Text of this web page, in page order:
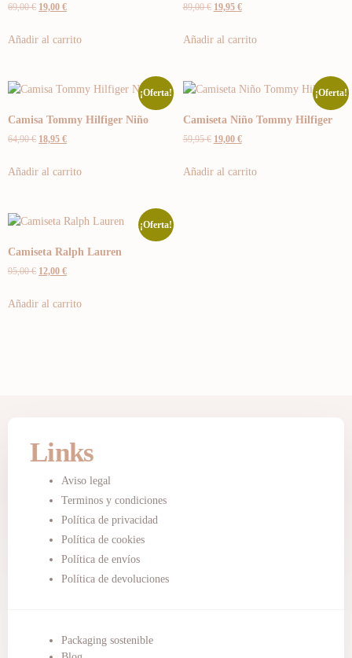
69,00€ 19,00 €
Añadir al carrito
89,00€ 19,95 €
Añadir al carrito
¡Oferta!
Camisa Tommy Hilfiger Niño
64,90€ 18,95 €
Añadir al carrito
¡Oferta!
Camiseta Niño Tommy Hilfiger
59,95€ 19,00 €
Añadir al carrito
¡Oferta!
Camiseta Ralph Lauren
95,00€ 12,00 €
Añadir al carrito
Links
Aviso legal
Terminos y condiciones
Política de privacidad
Política de cookies
Política de envíos
Política de devoluciones
Packaging sostenible